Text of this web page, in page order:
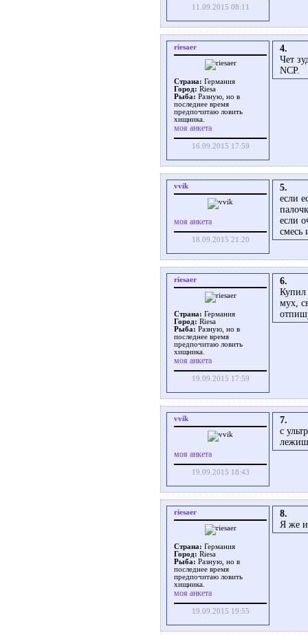
11.09.2015 08:11
riesaer
Страна: Германия
Город: Riesa
Рыба: Разную, но в
последнее время
предпочитаю ловить
хищника.
моя анкета
16.09.2015 17:59
4.
Чет
NCP.
vvik
моя анкета
18.09.2015 21:20
5.
если
если
смесь
riesaer
Страна: Германия
Город: Riesa
Рыба: Разную, но в
последнее время
предпочитаю ловить
хищника.
моя анкета
19.09.2015 17:59
6.
Купил
мух,
vvik
моя анкета
19.09.2015 18:43
7.
с
riesaer
Страна: Германия
Город: Riesa
Рыба: Разную, но в
последнее время
предпочитаю ловить
хищника.
моя анкета
19.09.2015 19:55
8.
Я же